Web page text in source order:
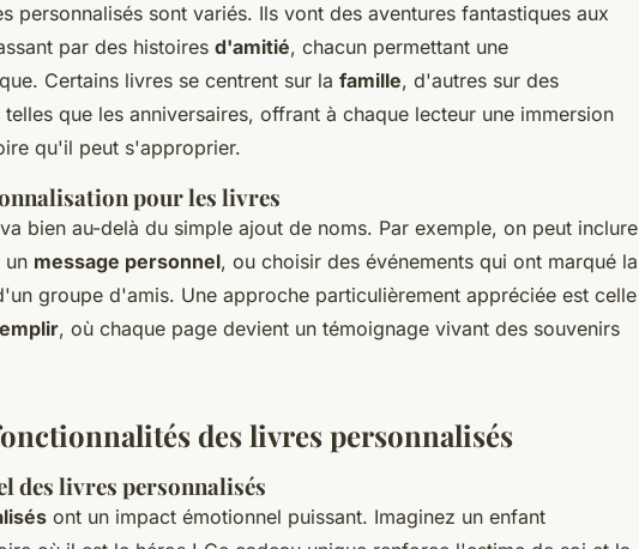
personnalisés sont variés. Ils vont des aventures fantastiques aux
par des histoires d'amitié, chacun permettant une
Certains livres se centrent sur la famille, d'autres sur des
que les anniversaires, offrant à chaque lecteur une immersion
qu'il peut s'approprier.
pour les livres
bien au-delà du simple ajout de noms. Par exemple, on peut inclure
un message personnel, ou choisir des événements qui ont marqué la
groupe d'amis. Une approche particulièrement appréciée est celle
, où chaque page devient un témoignage vivant des souvenirs
des livres personnalisés
des livres personnalisés
ont un impact émotionnel puissant. Imaginez un enfant